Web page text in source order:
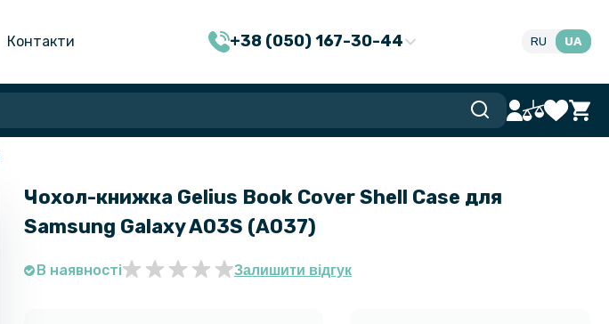
Контакти +38 (050) 167-30-44 RU UA
Чохол-книжка Gelius Book Cover Shell Case для
Samsung Galaxy A03S (A037)
В наявності Залишити відгук